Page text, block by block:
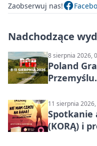
Zaobserwuj nas!
Nadchodzące
8 sierpnia 2026,
Poland
11 sierpnia
Spotkanie
(KORĄ) i